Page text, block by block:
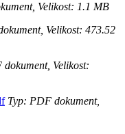
Velikost: 1.1 MB
Velikost: 473.52
Velikost:
Typ: PDF dokument,